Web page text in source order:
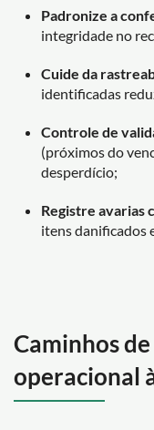
Padronize a
integridade no
Cuide da
identificadas
Controle de
(próximos do
desperdício;
Registre avarias
itens danificados
Caminhos
operacional